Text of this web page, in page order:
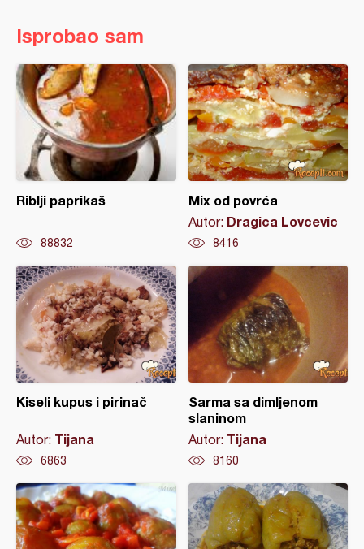
Isprobao sam
Riblji paprikaš
88832
Mix od povrća
Autor: Dragica Lovcevic
8416
Kiseli kupus i pirinač
Autor: Tijana
6863
Sarma sa dimljenom
slaninom
Autor: Tijana
8160